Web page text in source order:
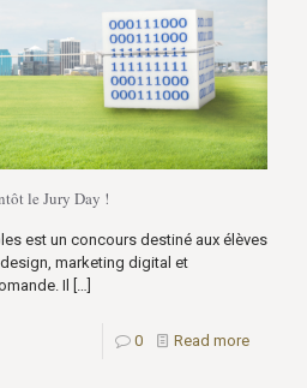
le Jury Day !
est un concours destiné aux élèves
marketing digital et
Il
[…]
0 Read more